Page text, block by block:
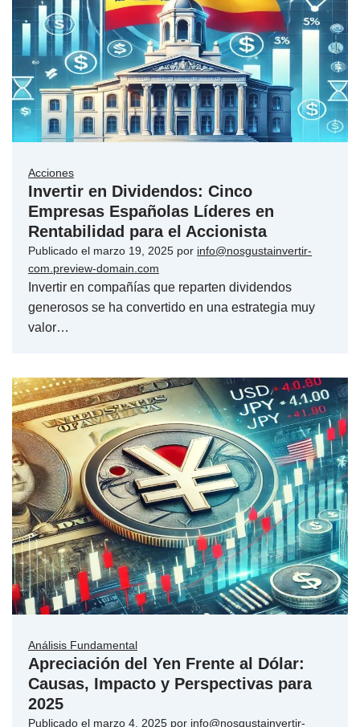
Acciones
Invertir en Dividendos: Cinco
Empresas Españolas Líderes en
Rentabilidad para el Accionista
Publicado el marzo 19, 2025 por info@nosgustainvertir-
com.preview-domain.com
Invertir en compañías que reparten dividendos
generosos se ha convertido en una estrategia muy
valor…
Análisis Fundamental
Apreciación del Yen Frente al Dólar:
Causas, Impacto y Perspectivas para
2025
Publicado el marzo 4, 2025 por info@nosgustainvertir-